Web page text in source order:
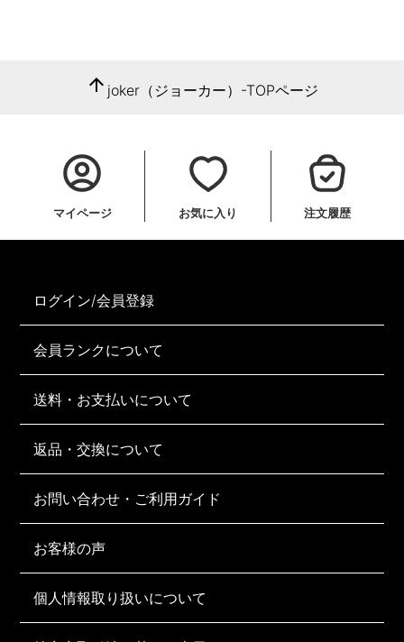
arrow_upward joker（ジョーカー）-TOPページ
マイページ お気に入り 注文履歴
ログイン/会員登録
会員ランクについて
送料・お支払いについて
返品・交換について
お問い合わせ・ご利用ガイド
お客様の声
個人情報取り扱いについて